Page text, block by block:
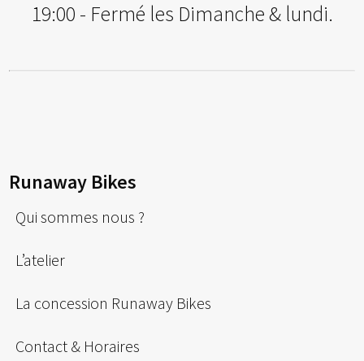
19:00 - Fermé les Dimanche & lundi.
Runaway Bikes
Qui sommes nous ?
L’atelier
La concession Runaway Bikes
Contact & Horaires